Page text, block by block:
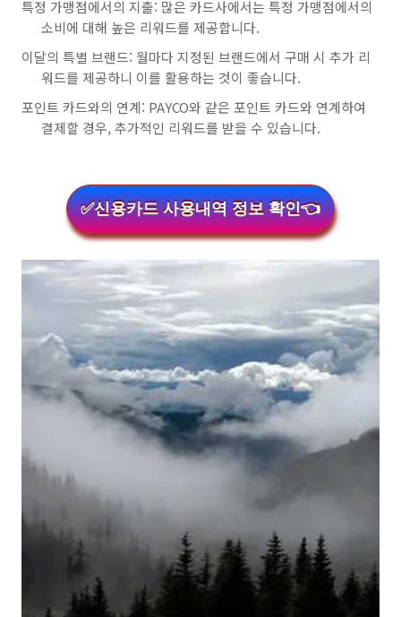
특정 가맹점에서의 지출: 많은 카드사에서는 특정 가맹점에서의
소비에 대해 높은 리워드를 제공합니다.
이달의 특별 브랜드: 월마다 지정된 브랜드에서 구매 시 추가 리
워드를 제공하니 이를 활용하는 것이 좋습니다.
포인트 카드와의 연계: PAYCO와 같은 포인트 카드와 연계하여
결제할 경우, 추가적인 리워드를 받을 수 있습니다.
✅신용카드 사용내역 정보 확인👈